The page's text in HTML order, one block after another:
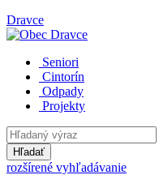
Dravce
Seniori
Cintorín
Odpady
Projekty
Hľadať
rozšírené vyhľadávanie